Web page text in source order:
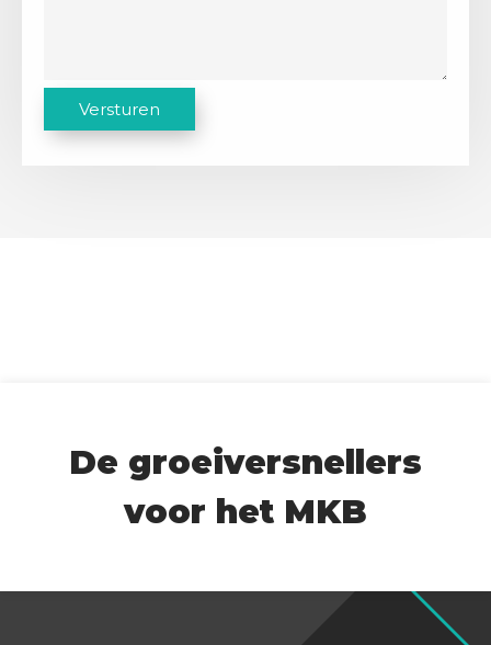
A
Versturen
De groeiversnellers
voor het MKB